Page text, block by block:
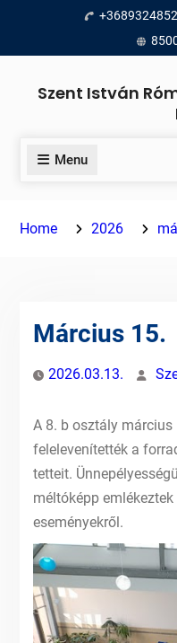
content
+3689324852
Szent István
Menu
Home 2026
Március 15.
2026.03.13.
A 8. b osztály március
felelevenítették a
tetteit.
méltóképp
eseményekről.